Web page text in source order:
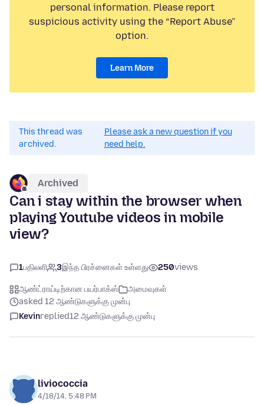
personal information. Please report
suspicious activity using the “Report Abuse”
option.
Learn More
This thread was
archived.
Please ask a new question if you
need help.
Archived
Can i stay within the browser when
playing Youtube videos in mobile
view?
1பதிலளி 3இந்த பிரச்னைகள் உள்ளது 250views
ஆண்ட்ராய்டிற்கான பயர்பாக்ஸ்
அமைவுகள்
asked 12 ஆண்டுகளுக்கு முன்பு
Kevinreplied12 ஆண்டுகளுக்கு முன்பு
liviococcia
4/18/14, 5:48 PM